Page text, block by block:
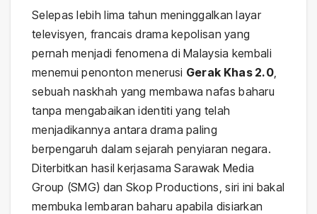
Selepas lebih lima tahun meninggalkan layar
televisyen, francais drama kepolisan yang
pernah menjadi fenomena di Malaysia kembali
menemui penonton menerusi Gerak Khas 2.0
sebuah naskhah yang membawa nafas baharu
tanpa mengabaikan identiti yang telah
menjadikannya antara drama paling
berpengaruh dalam sejarah penyiaran negara.
Diterbitkan hasil kerjasama Sarawak Media
Group (SMG) dan Skop Productions, siri ini bakal
membuka lembaran baharu apabila disiarkan